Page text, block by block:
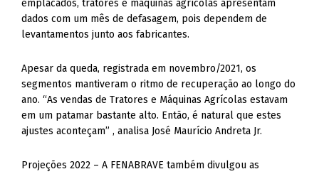
emplacados, tratores e máquinas agrícolas apresentam
dados com um mês de defasagem, pois dependem de
levantamentos junto aos fabricantes.
Apesar da queda, registrada em novembro/2021, os
segmentos mantiveram o ritmo de recuperação ao longo do
ano. “As vendas de Tratores e Máquinas Agrícolas estavam
em um patamar bastante alto. Então, é natural que estes
ajustes aconteçam” , analisa José Maurício Andreta Jr.
Projeções 2022 – A FENABRAVE também divulgou as